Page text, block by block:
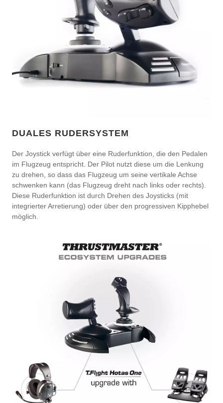
DUALES RUDERSYSTEM
Der Joystick verfügt über eine Ruderfunktion, die den Pedalen
im Flugzeug entspricht. Der Pilot nutzt diese um die Lenkung
zu drehen, so dass das Flugzeug um seine vertikale Achse
schwenken kann (das Flugzeug dreht nach links oder rechts).
Diese Ruderfunktion ist durch Drehen des Joysticks (mit
integrierter Arretierung) oder über den progressiven Kipphebel
möglich.